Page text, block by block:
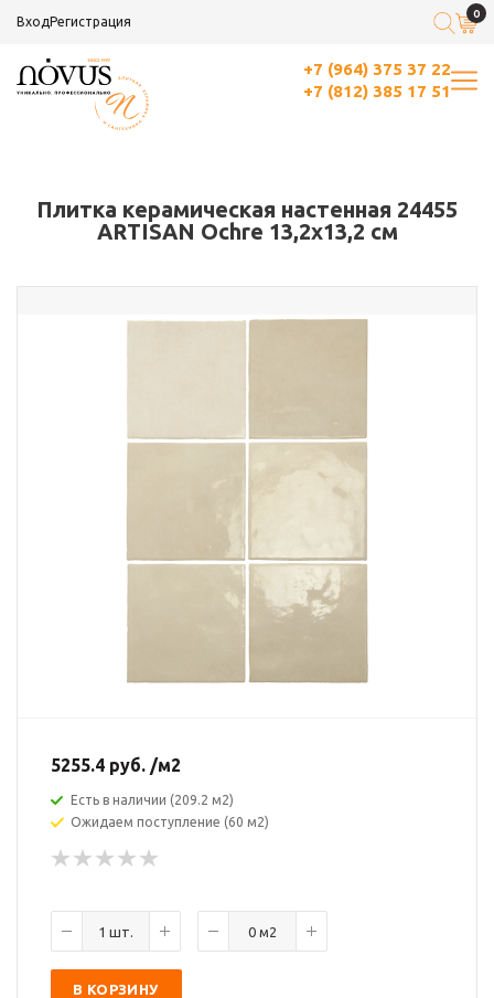
ВходРегистрация
0
+7 (964) 375 37 22
+7 (812) 385 17 51
Плитка керамическая настенная 24455
ARTISAN Ochre 13,2х13,2 см
5255.4 руб. /м2
Есть в наличии (209.2 м2)
Ожидаем поступление (60 м2)
В КОРЗИНУ